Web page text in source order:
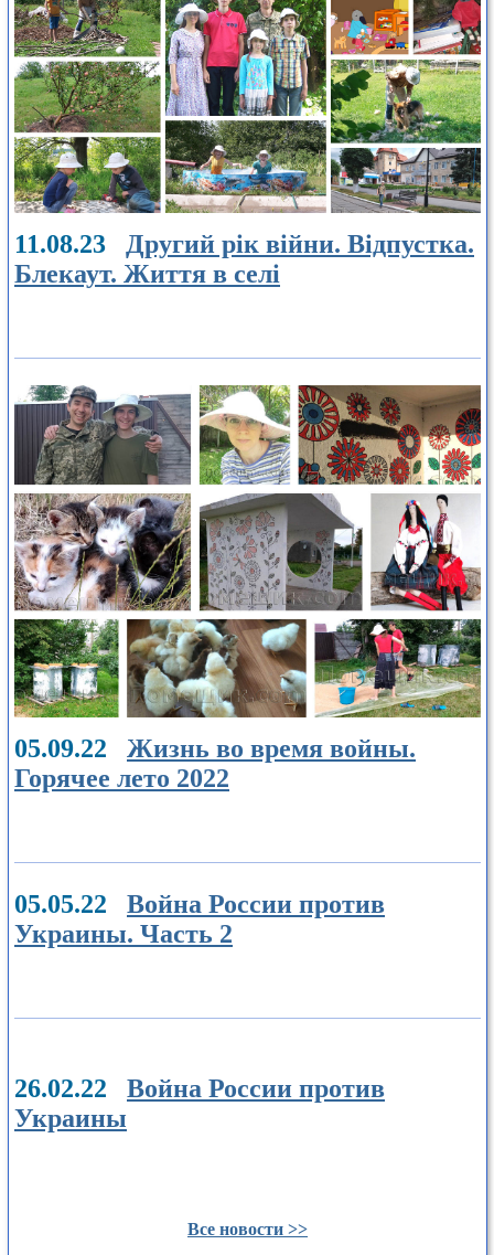
11.08.23 Другий рік війни. Відпустка.
Блекаут. Життя в селі
05.09.22 Жизнь во время войны.
Горячее лето 2022
05.05.22 Война России против
Украины. Часть 2
26.02.22 Война России против
Украины
Все новости >>